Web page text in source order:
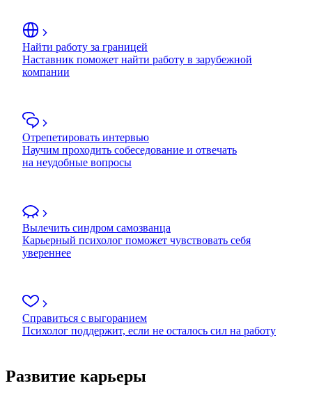
Найти работу за границей
Наставник поможет найти работу в зарубежной
компании
Отрепетировать интервью
Научим проходить собеседование и отвечать
на неудобные вопросы
Вылечить синдром самозванца
Карьерный психолог поможет чувствовать себя
увереннее
Справиться с выгоранием
Психолог поддержит, если не осталось сил на работу
Развитие карьеры